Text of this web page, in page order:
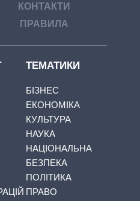
КОНТАКТИ
ПРАВИЛА
ТЕМАТИКИ
БІЗНЕС
ЕКОНОМІКА
КУЛЬТУРА
НАУКА
НАЦІОНАЛЬНА
БЕЗПЕКА
ПОЛІТИКА
ПРАВО